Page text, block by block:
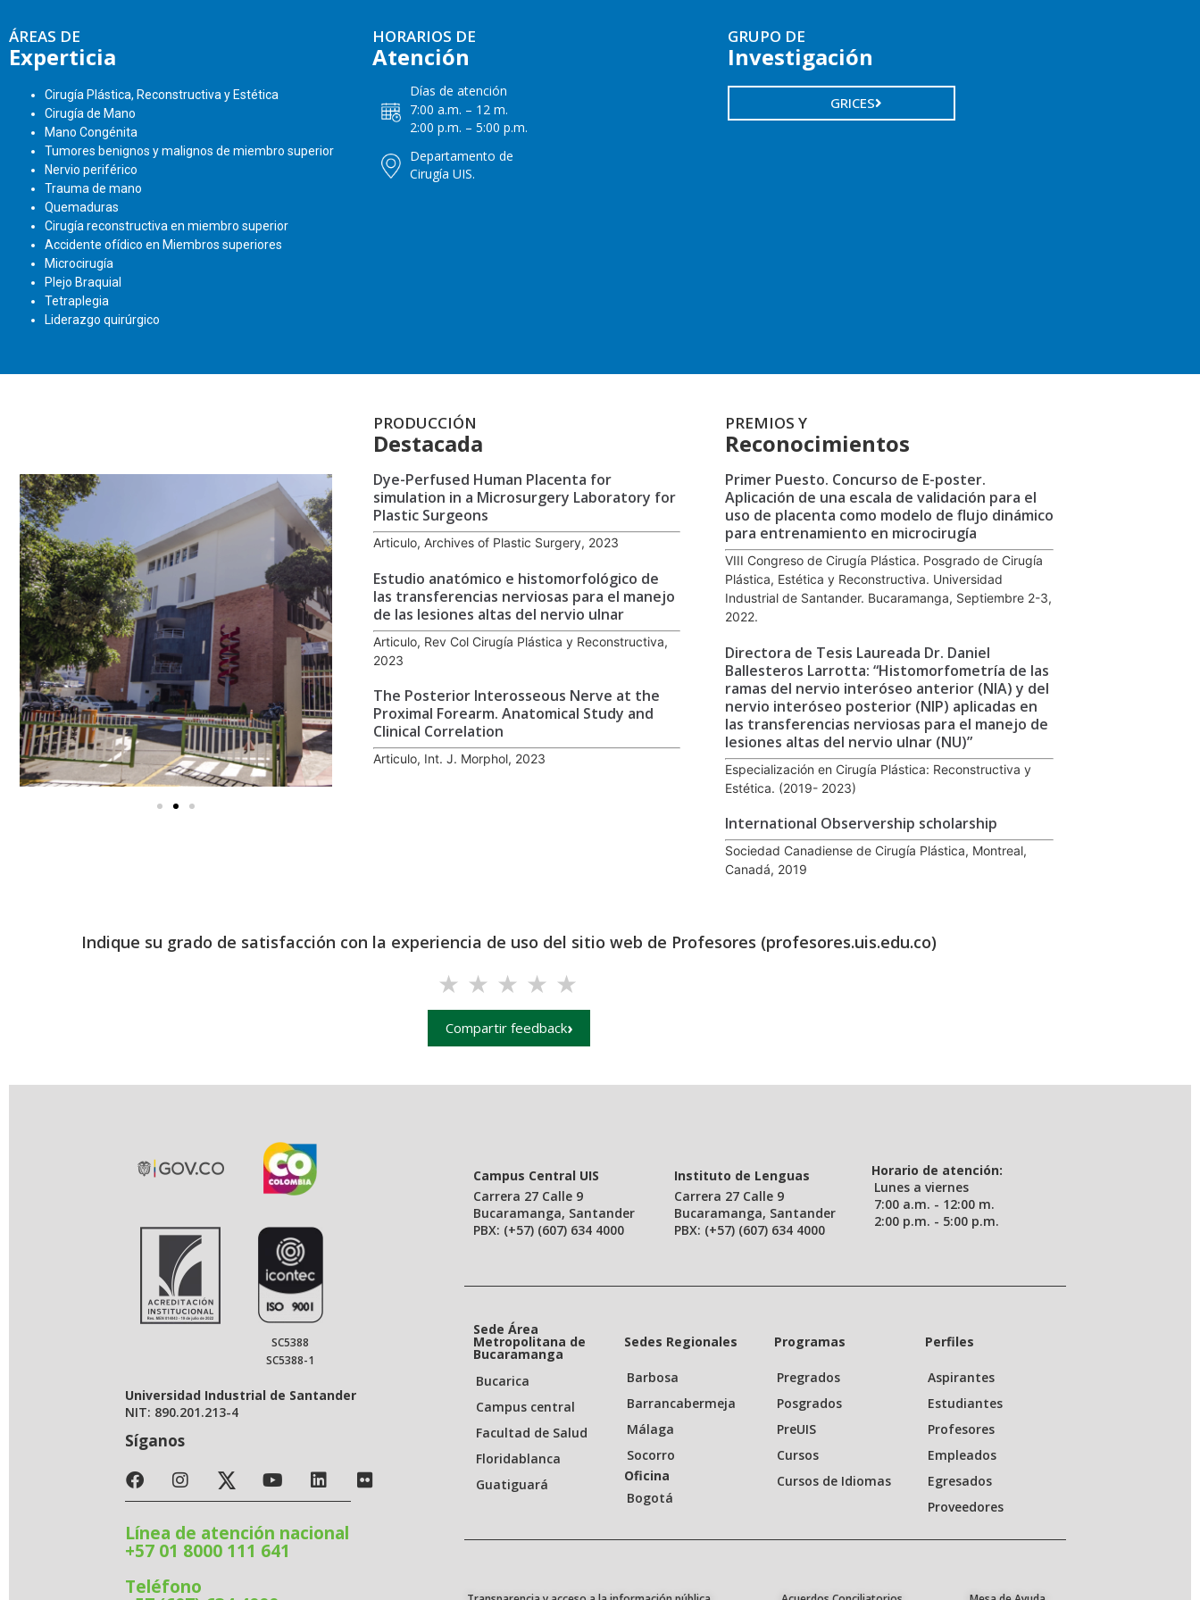
ÁREAS DE
Experticia
Cirugía Plástica, Reconstructiva y Estética
Cirugía de Mano
Mano Congénita
Tumores benignos y malignos de miembro superior
Nervio periférico
Trauma de mano
Quemaduras
Cirugía reconstructiva en miembro superior
Accidente ofídico en Miembros superiores
Microcirugía
Plejo Braquial
Tetraplegia
Liderazgo quirúrgico
HORARIOS DE
Atención
Días de atención
7:00 a.m. – 12 m.
2:00 p.m. – 5:00 p.m.
Departamento de
Cirugía UIS.
GRUPO DE
Investigación
GRICES
PRODUCCIÓN
Destacada
Dye-Perfused Human Placenta for
simulation in a Microsurgery Laboratory for
Plastic Surgeons
Articulo, Archives of Plastic Surgery, 2023
Estudio anatómico e histomorfológico de
las transferencias nerviosas para el manejo
de las lesiones altas del nervio ulnar
Articulo, Rev Col Cirugía Plástica y Reconstructiva,
2023
The Posterior Interosseous Nerve at the
Proximal Forearm. Anatomical Study and
Clinical Correlation
Articulo, Int. J. Morphol, 2023
PREMIOS Y
Reconocimientos
Primer Puesto. Concurso de E-poster.
Aplicación de una escala de validación para el
uso de placenta como modelo de flujo dinámico
para entrenamiento en microcirugía
VIII Congreso de Cirugía Plástica. Posgrado de Cirugía
Plástica, Estética y Reconstructiva. Universidad
Industrial de Santander. Bucaramanga, Septiembre 2-3,
2022.
Directora de Tesis Laureada Dr. Daniel
Ballesteros Larrotta: “Histomorfometría de las
ramas del nervio interóseo anterior (NIA) y del
nervio interóseo posterior (NIP) aplicadas en
las transferencias nerviosas para el manejo de
lesiones altas del nervio ulnar (NU)”
Especialización en Cirugía Plástica: Reconstructiva y
Estética. (2019- 2023)
International Observership scholarship
Sociedad Canadiense de Cirugía Plástica, Montreal,
Canadá, 2019
Indique su grado de satisfacción con la experiencia de uso del sitio web de Profesores (profesores.uis.edu.co)